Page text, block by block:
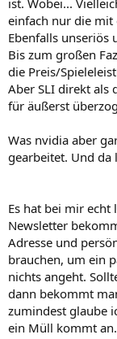
einfach nur die mit
Ebenfalls unseriös
Bis zum großen
die Preis/
Aber SLI direkt als
für äußerst
Was nvidia aber
gearbeitet. Und da
Es hat bei mir echt
Newsletter
Adresse und
brauchen, um ein
nichts angeht.
dann bekommt
zumindest glaube
ein Müll kommt an.